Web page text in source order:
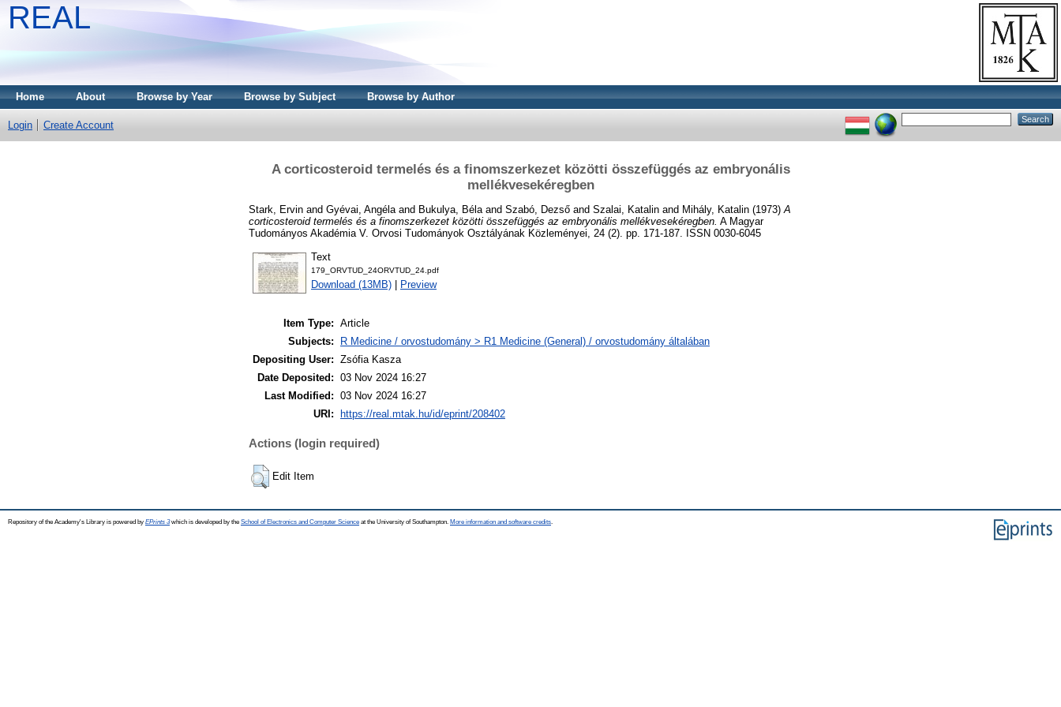
REAL
Home About Browse by Year Browse by Subject Browse by Author
Login Create Account
A corticosteroid termelés és a finomszerkezet közötti összefüggés az embryonális
mellékvesekéregben
Stark, Ervin and Gyévai, Angéla and Bukulya, Béla and Szabó, Dezső and Szalai, Katalin and Mihály, Katalin (1973) A
corticosteroid termelés és a finomszerkezet közötti összefüggés az embryonális mellékvesekéregben. A Magyar
Tudományos Akadémia V. Orvosi Tudományok Osztályának Közleményei, 24 (2). pp. 171-187. ISSN 0030-6045
Text
179_ORVTUD_24ORVTUD_24.pdf
Download (13MB) Preview
Item Type: Article
Subjects:
R Medicine / orvostudomány > R1 Medicine (General) / orvostudomány általában
Depositing User: Zsófia Kasza
Date Deposited: 03 Nov 2024 16:27
Last Modified: 03 Nov 2024 16:27
URI:
https://real.mtak.hu/id/eprint/208402
Actions (login required)
Edit Item
Repository of the Academy's Library is powered by EPrints 3which is developed by the School of Electronics and Computer Science at the University of Southampton. More information and software credits